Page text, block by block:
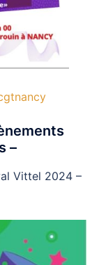
–
Vittel 2024 –